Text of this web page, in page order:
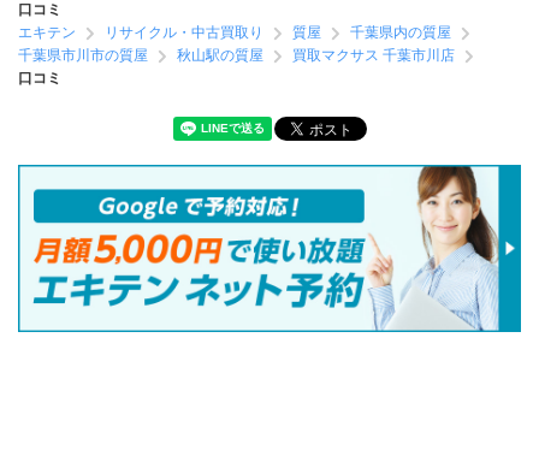
口コミ
エキテン
リサイクル・中古買取り 質屋
千葉県内の質屋
千葉県市川市の質屋
秋山駅の質屋
買取マクサス 千葉市川店
口コミ